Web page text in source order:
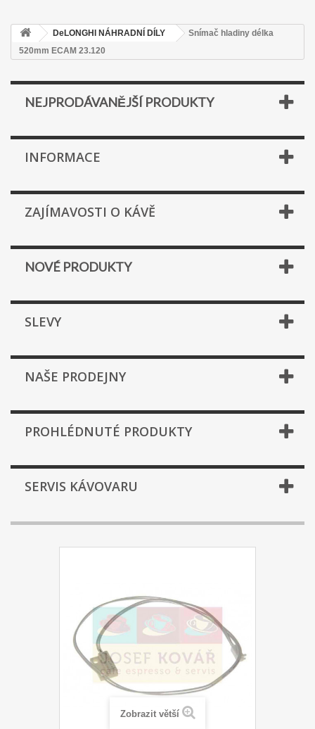
DeLONGHI NÁHRADNÍ DÍLY
Snímač hladiny délka
520mm ECAM 23.120
NEJPRODÁVANĚJŠÍ PRODUKTY
INFORMACE
ZAJÍMAVOSTI O KÁVĚ
NOVÉ PRODUKTY
SLEVY
NAŠE PRODEJNY
PROHLÉDNUTÉ PRODUKTY
SERVIS KÁVOVARU
Zobrazit větší